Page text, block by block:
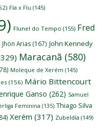
Fla x Flu (145)
Flunel do Tempo (155) Fred
Jhon Arias (167) John Kennedy
Maracanã (580)
Moleque de Xerém (145)
(156) Mário Bittencourt
Ganso (262) Samuel
Feminina (135) Thiago Silva
Xerém (317) Zubeldía (149)